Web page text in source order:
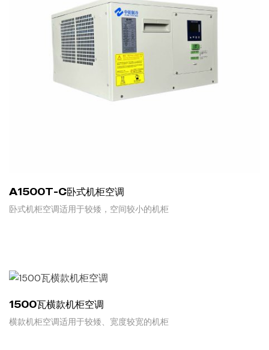
A1500T-C卧式机柜空调
卧式机柜空调适用于较矮，空间较小的机柜
1500瓦横款机柜空调
横款机柜空调适用于较矮、宽度较宽的机柜